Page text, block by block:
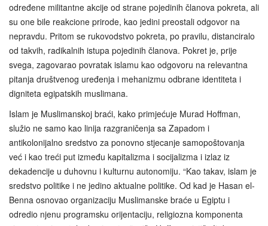
određene militantne akcije od strane pojedinih članova pokreta, ali
su one bile reakcione prirode, kao jedini preostali odgovor na
nepravdu. Pritom se rukovodstvo pokreta, po pravilu, distanciralo
od takvih, radikalnih istupa pojedinih članova. Pokret je, prije
svega, zagovarao povratak islamu kao odgovoru na relevantna
pitanja društvenog uređenja i mehanizmu odbrane identiteta i
digniteta egipatskih muslimana.
Islam je Muslimanskoj braći, kako primjećuje Murad Hoffman,
služio ne samo kao linija razgraničenja sa Zapadom i
antikolonijalno sredstvo za ponovno stjecanje samopoštovanja
već i kao treći put između kapitalizma i socijalizma i izlaz iz
dekadencije u duhovnu i kulturnu autonomiju. “Kao takav, islam je
sredstvo politike i ne jedino aktualne politike. Od kad je Hasan el-
Benna osnovao organizaciju Muslimanske braće u Egiptu i
odredio njenu programsku orijentaciju, religiozna komponenta